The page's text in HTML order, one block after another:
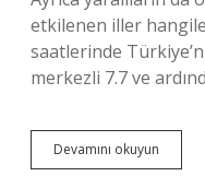
etkilenen iller
saatlerinde
merkezli 7.7 ve
Devamını okuyun
Iller